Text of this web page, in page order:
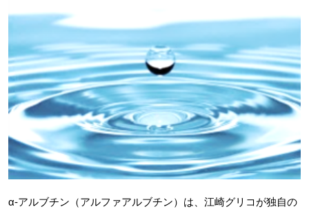
α-アルブチン（アルファアルブチン）は、江崎グリコが独自の